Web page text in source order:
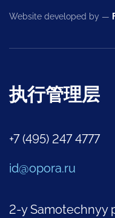
Website developed by —
执行管理层
+7 (495) 247 4777
id@opora.ru
2-y Samotechnyy